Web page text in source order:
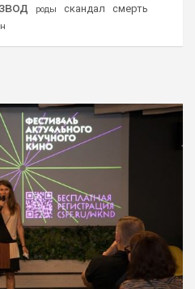
роды скандал смерть